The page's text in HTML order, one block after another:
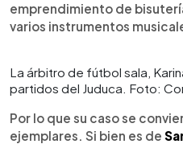
emprendimiento de
varios instrumentos
La árbitro de fútbol sala,
partidos del Juduca. Foto:
Por lo que su caso se
ejemplares. Si bien es de